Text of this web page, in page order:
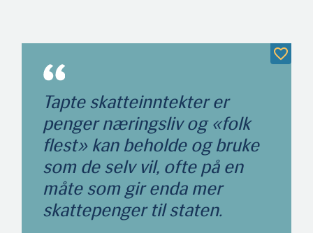
Tapte skatteinntekter er
penger næringsliv og «folk
flest» kan beholde og bruke
som de selv vil, ofte på en
måte som gir enda mer
skattepenger til staten.